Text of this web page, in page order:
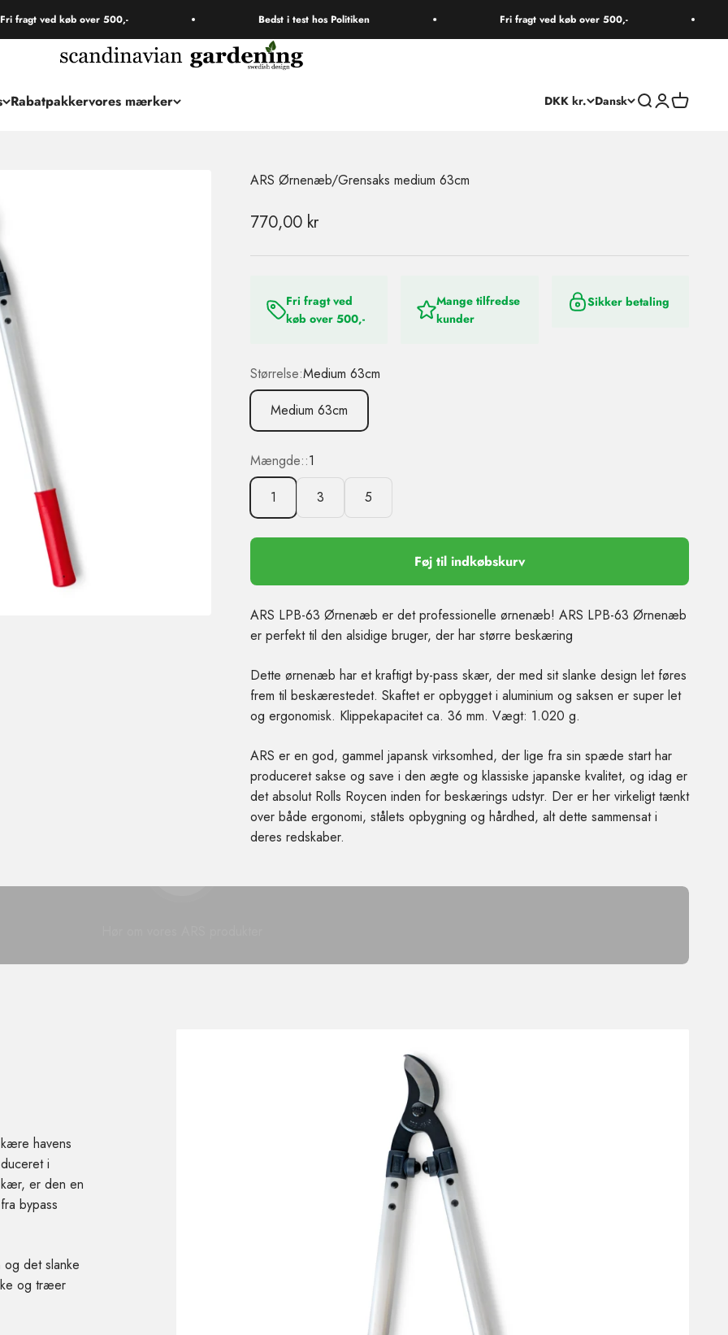
ved køb over 500,- Bedst i test hos Politiken Fri fragt ved køb over 500,-
Rabatpakkervores mærker DKK kr. Dansk SøgLog ind
Kurv
ARS Ørnenæb/Grensaks medium 63cm
Salgspris
770,00 kr
Fri fragt ved
køb over 500,-
Mange tilfredse
kunder
Sikker betaling
Størrelse:Medium 63cm
Medium 63cm
Mængde::1
1
3 5
Føj til indkøbskurv
ARS LPB-63 Ørnenæb er det professionelle ørnenæb! ARS LPB-63 Ørnenæb
er perfekt til den alsidige bruger, der har større beskæring
Dette ørnenæb har et kraftigt by-pass skær, der med sit slanke design let føres
frem til beskærestedet. Skaftet er opbygget i aluminium og saksen er super let
og ergonomisk. Klippekapacitet ca. 36 mm. Vægt: 1.020 g.
ARS er en god, gammel japansk virksomhed, der lige fra sin spæde start har
produceret sakse og save i den ægte og klassiske japanske kvalitet, og idag er
det absolut Rolls Roycen inden for beskærings udstyr. Der er her virkeligt tænkt
over både ergonomi, stålets opbygning og hårdhed, alt dette sammensat i
deres redskaber.
havens
i
er den en
bypass
det slanke
og træer